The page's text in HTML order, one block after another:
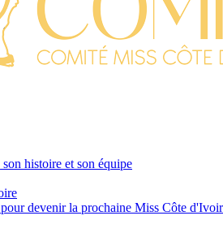
histoire et son équipe
devenir la prochaine Miss Côte